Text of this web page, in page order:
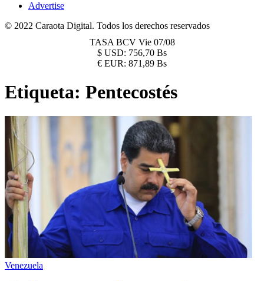
Advertise
© 2022 Caraota Digital. Todos los derechos reservados
TASA BCV Vie 07/08
$ USD: 756,70 Bs
€ EUR: 871,89 Bs
Etiqueta: Pentecostés
Venezuela